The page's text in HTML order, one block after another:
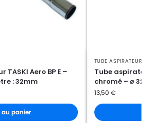
Aero BP E –
: 32mm
panier
TUBE
Tube
chromé – ø
13,50 €